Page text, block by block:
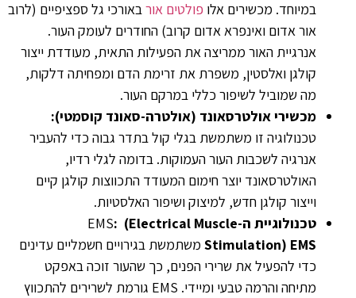
במיוחד. מכשירים אלו פולטים אורבאורכי גל ספציפיים (לרוב
אור אדום ואינפרא אדום קרוב) החודרים לעומק העור.
אנרגיית האור ממריצה את הפעילות התאית, מעודדת ייצור
קולגן ואלסטין, משפרת את זרימת הדם ומפחיתה דלקות,
מה שמוביל לשיפור כללי במרקם העור.
מכשירי אולטרסאונד (אולטרה-סאונד קוסמטי):
טכנולוגיה זו משתמשת בגלי קול בתדר גבוה כדי להעביר
אנרגיה לשכבות העור העמוקות. בדומה לגלי רדיו,
האולטרסאונד יוצר חימום המעודד התכווצות קולגן קיים
וייצור קולגן חדש, למיצוק ושיפור האלסטיות.
טכנולוגיית ה-
EMS: (Electrical Muscle
Stimulation) EMS משתמשת בגירויים חשמליים עדינים
כדי להפעיל את שרירי הפנים, כך שהעור זוכה באפקט
מתיחה והרמה טבעי ומיידי. EMS גורמת לשרירים להתכווץ